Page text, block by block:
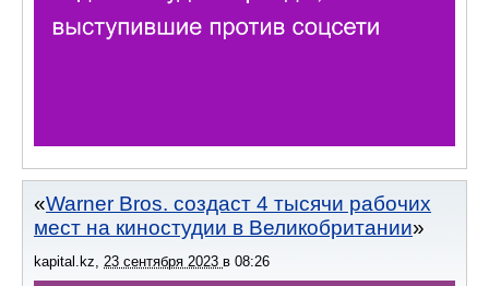
Warner Bros. создаст 4 тысячи рабочих
мест на киностудии в Великобритании
kapital.kz, 23 сентября 2023 в 08:26